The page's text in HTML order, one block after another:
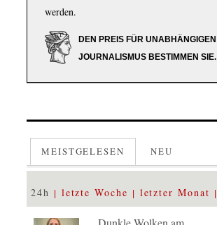
werden.
DEN PREIS FÜR UNABHÄNGIGEN
JOURNALISMUS BESTIMMEN SIE.
MEISTGELESEN NEU
24h letzte Woche letzter Monat